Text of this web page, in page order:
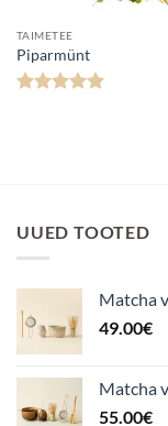
TAIMETEE
Piparmünt
UUED TOOTED
Matcha
49.00€
Matcha
55.00€